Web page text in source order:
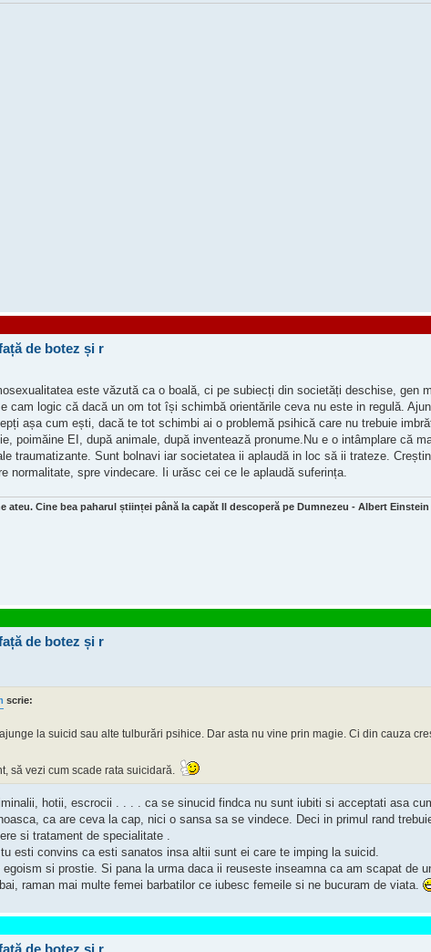
de botez și r
este văzută ca o boală, ci pe subiecți din societăți deschise, gen
cam logic că dacă un om tot își schimbă orientările ceva nu este in regulă.
așa cum ești, dacă te tot schimbi ai o problemă psihică care nu trebuie
poimăine EI, după animale, după inventează pronume.Nu e o intâmplare că
traumatizante. Sunt bolnavi iar societatea ii aplaudă in loc să ii trateze.
normalitate, spre vindecare. Ii urăsc cei ce le aplaudă suferința.
ateu. Cine bea paharul științei până la capăt Il descoperă pe Dumnezeu - Albert Einstein
de botez și r
scrie:
la suicid sau alte tulburări psihice. Dar asta nu vine prin magie. Ci din cauza
să vezi cum scade rata suicidară.
hotii, escrocii . . . . ca se sinucid findca nu sunt iubiti si acceptati asa
ca are ceva la cap, nici o sansa sa se vindece. Deci in primul rand
si tratament de specialitate .
esti convins ca esti sanatos insa altii sunt ei care te imping la suicid.
si prostie. Si pana la urma daca ii reuseste inseamna ca am scapat de
raman mai multe femei barbatilor ce iubesc femeile si ne bucuram de viata.